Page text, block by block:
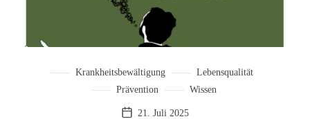
Krankheitsbewältigung
Lebensqualität
Prävention
Wissen
21. Juli 2025